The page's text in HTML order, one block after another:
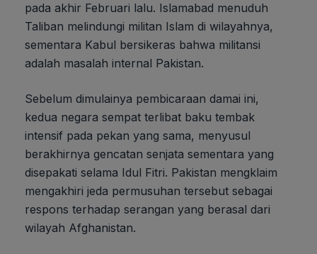
pada akhir Februari lalu. Islamabad menuduh
Taliban melindungi militan Islam di wilayahnya,
sementara Kabul bersikeras bahwa militansi
adalah masalah internal Pakistan.
Sebelum dimulainya pembicaraan damai ini,
kedua negara sempat terlibat baku tembak
intensif pada pekan yang sama, menyusul
berakhirnya gencatan senjata sementara yang
disepakati selama Idul Fitri. Pakistan mengklaim
mengakhiri jeda permusuhan tersebut sebagai
respons terhadap serangan yang berasal dari
wilayah Afghanistan.